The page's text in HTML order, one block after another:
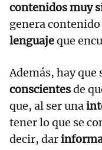
contenidos muy
genera contenido
lenguajeque
Además, hay que
conscientesde
que, al ser una
tener lo que se
decir, dar